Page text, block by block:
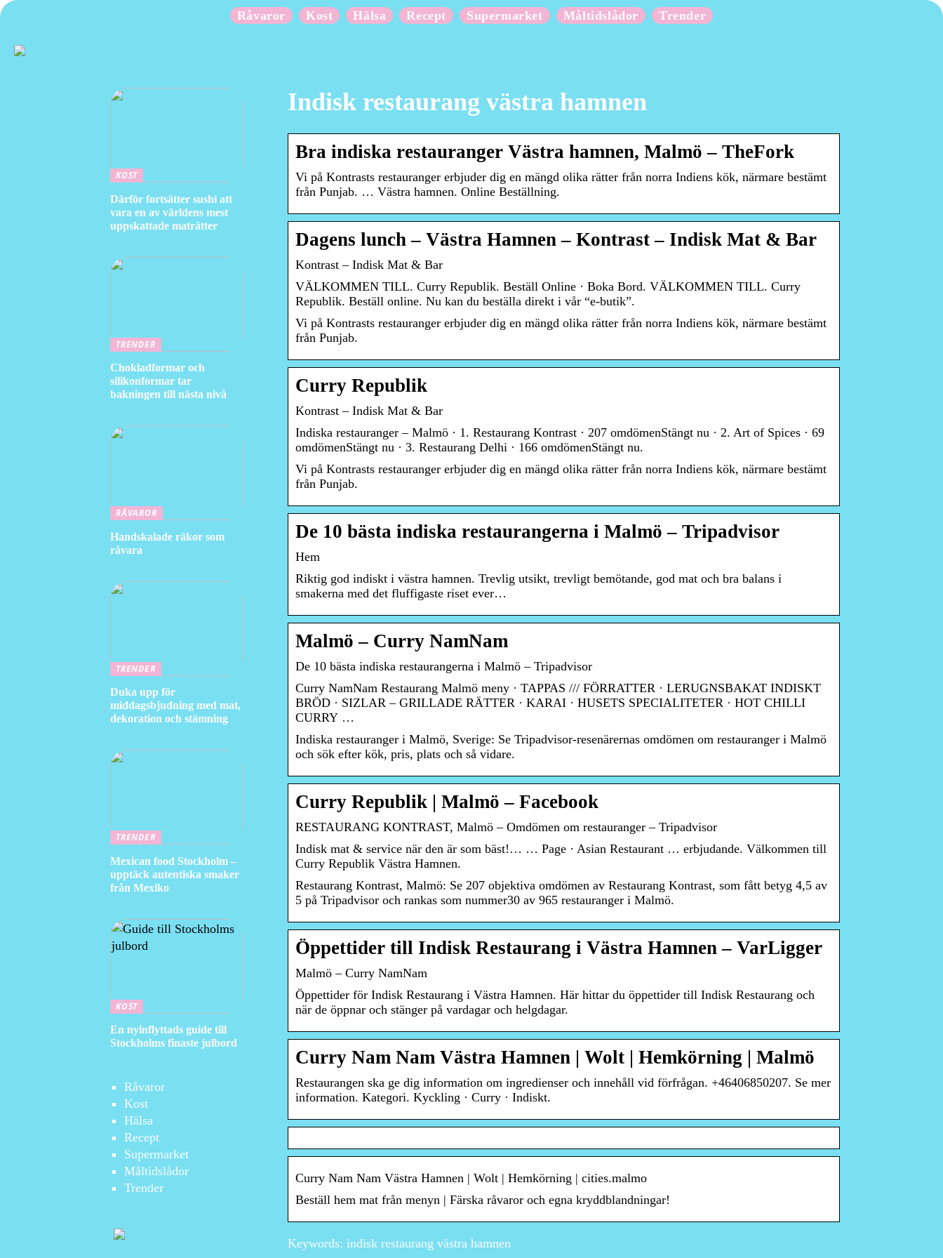
Råvaror Kost Hälsa Recept Supermarket Måltidslådor Trender
Indisk restaurang västra hamnen
Bra indiska restauranger Västra hamnen, Malmö – TheFork
Vi på Kontrasts restauranger erbjuder dig en mängd olika rätter från norra Indiens kök, närmare bestämt
från Punjab. … Västra hamnen. Online Beställning.
Dagens lunch – Västra Hamnen – Kontrast – Indisk Mat & Bar
Kontrast – Indisk Mat & Bar
VÄLKOMMEN TILL. Curry Republik. Beställ Online · Boka Bord. VÄLKOMMEN TILL. Curry
Republik. Beställ online. Nu kan du beställa direkt i vår “e-butik”.
Vi på Kontrasts restauranger erbjuder dig en mängd olika rätter från norra Indiens kök, närmare bestämt
från Punjab.
Curry Republik
Kontrast – Indisk Mat & Bar
Indiska restauranger – Malmö · 1. Restaurang Kontrast · 207 omdömenStängt nu · 2. Art of Spices · 69
omdömenStängt nu · 3. Restaurang Delhi · 166 omdömenStängt nu.
Vi på Kontrasts restauranger erbjuder dig en mängd olika rätter från norra Indiens kök, närmare bestämt
från Punjab.
De 10 bästa indiska restaurangerna i Malmö – Tripadvisor
Hem
Riktig god indiskt i västra hamnen. Trevlig utsikt, trevligt bemötande, god mat och bra balans i
smakerna med det fluffigaste riset ever…
Malmö – Curry NamNam
De 10 bästa indiska restaurangerna i Malmö – Tripadvisor
Curry NamNam Restaurang Malmö meny · TAPPAS /// FÖRRATTER · LERUGNSBAKAT INDISKT
BRÖD · SIZLAR – GRILLADE RÄTTER · KARAI · HUSETS SPECIALITETER · HOT CHILLI
CURRY …
Indiska restauranger i Malmö, Sverige: Se Tripadvisor-resenärernas omdömen om restauranger i Malmö
och sök efter kök, pris, plats och så vidare.
Curry Republik | Malmö – Facebook
RESTAURANG KONTRAST, Malmö – Omdömen om restauranger – Tripadvisor
Indisk mat & service när den är som bäst!… … Page · Asian Restaurant … erbjudande. Välkommen till
Curry Republik Västra Hamnen.
Restaurang Kontrast, Malmö: Se 207 objektiva omdömen av Restaurang Kontrast, som fått betyg 4,5 av
5 på Tripadvisor och rankas som nummer30 av 965 restauranger i Malmö.
Öppettider till Indisk Restaurang i Västra Hamnen – VarLigger
Malmö – Curry NamNam
Öppettider för Indisk Restaurang i Västra Hamnen. Här hittar du öppettider till Indisk Restaurang och
när de öppnar och stänger på vardagar och helgdagar.
Curry Nam Nam Västra Hamnen | Wolt | Hemkörning | Malmö
Restaurangen ska ge dig information om ingredienser och innehåll vid förfrågan. +46406850207. Se mer
information. Kategori. Kyckling · Curry · Indiskt.
Curry Nam Nam Västra Hamnen | Wolt | Hemkörning | cities.malmo
Beställ hem mat från menyn | Färska råvaror och egna kryddblandningar!
Keywords: indisk restaurang västra hamnen
KOST
Därför fortsätter sushi att
vara en av världens mest
uppskattade maträtter
TRENDER
Chokladformar och
silikonformar tar
bakningen till nästa nivå
RÅVAROR
Handskalade räkor som
råvara
TRENDER
Duka upp för
middagsbjudning med mat,
dekoration och stämning
TRENDER
Mexican food Stockholm –
upptäck autentiska smaker
från Mexiko
KOST
En nyinflyttads guide till
Stockholms finaste julbord
Råvaror
Kost
Hälsa
Recept
Supermarket
Måltidslådor
Trender